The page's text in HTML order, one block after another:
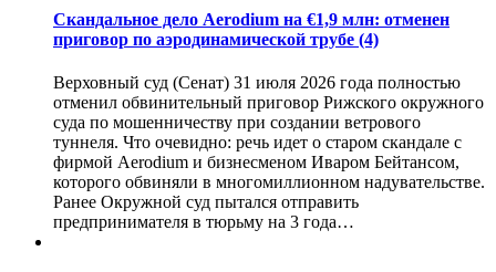
Скандальное дело Aerodium на €1,9 млн: отменен
приговор по аэродинамической трубе (4)
Верховный суд (Сенат) 31 июля 2026 года полностью
отменил обвинительный приговор Рижского окружного
суда по мошенничеству при создании ветрового
туннеля. Что очевидно: речь идет о старом скандале с
фирмой Aerodium и бизнесменом Иваром Бейтансом,
которого обвиняли в многомиллионном надувательстве.
Ранее Окружной суд пытался отправить
предпринимателя в тюрьму на 3 года…